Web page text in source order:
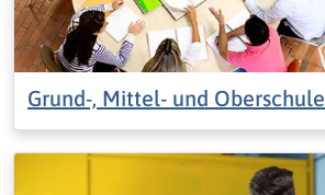
Grund-, Mittel- und Oberschule